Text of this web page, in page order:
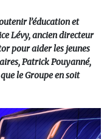
l’éducation et
Lévy, ancien directeur
pour aider les jeunes
Patrick Pouyanné,
le Groupe en soit